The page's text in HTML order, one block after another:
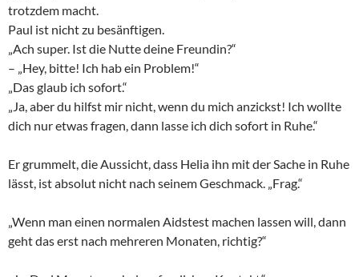
trotzdem macht.
Paul ist nicht zu besänftigen.
„Ach super. Ist die Nutte deine Freundin?“
– „Hey, bitte! Ich hab ein Problem!“
„Das glaub ich sofort.“
„Ja, aber du hilfst mir nicht, wenn du mich anzickst! Ich wollte
dich nur etwas fragen, dann lasse ich dich sofort in Ruhe.“
Er grummelt, die Aussicht, dass Helia ihn mit der Sache in Ruhe
lässt, ist absolut nicht nach seinem Geschmack. „Frag.“
„Wenn man einen normalen Aidstest machen lassen will, dann
geht das erst nach mehreren Monaten, richtig?“